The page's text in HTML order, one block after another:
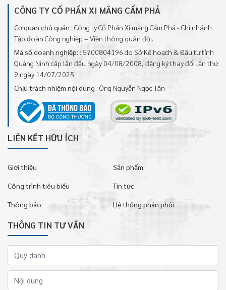
CÔNG TY CỔ PHẦN XI MĂNG CẨM PHẢ
Cơ quan chủ quản : Công ty Cổ Phần Xi măng Cẩm Phả - Chi nhánh
Tập đoàn Công nghiệp – Viễn thông quân đội.
Mã số doanh nghiệp: : 5700804196 do Sở Kế hoạch & Đầu tư tỉnh
Quảng Ninh cấp lần đầu ngày 04/08/2008, đăng ký thay đổi lần thứ
9 ngày 14/07/2025.
Chịu trách nhiệm nội dung : Ông Nguyễn Ngọc Tân
LIÊN KẾT HỮU ÍCH
Giới thiệu Sản phẩm
Công trình tiêu biểu Tin tức
Thông báo Hệ thống phân phối
THÔNG TIN TƯ VẤN